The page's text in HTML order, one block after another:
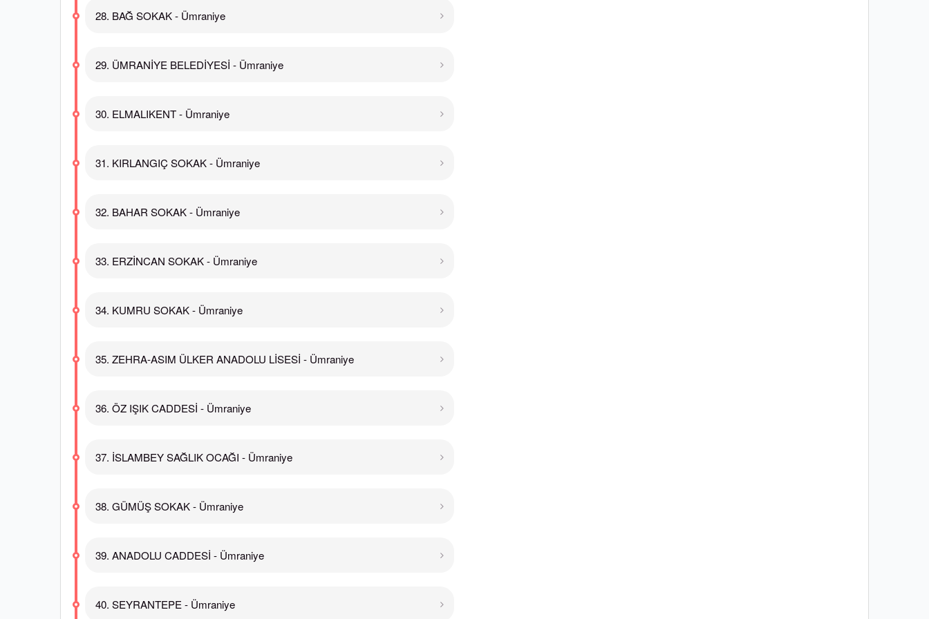
28. BAĞ SOKAK - Ümraniye
29. ÜMRANİYE BELEDİYESİ - Ümraniye
30. ELMALIKENT - Ümraniye
31. KIRLANGIÇ SOKAK - Ümraniye
32. BAHAR SOKAK - Ümraniye
33. ERZİNCAN SOKAK - Ümraniye
34. KUMRU SOKAK - Ümraniye
35. ZEHRA-ASIM ÜLKER ANADOLU LİSESİ - Ümraniye
36. ÖZ IŞIK CADDESİ - Ümraniye
37. İSLAMBEY SAĞLIK OCAĞI - Ümraniye
38. GÜMÜŞ SOKAK - Ümraniye
39. ANADOLU CADDESİ - Ümraniye
40. SEYRANTEPE - Ümraniye